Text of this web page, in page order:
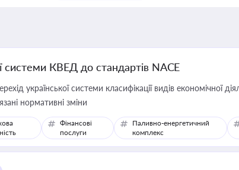
системи КВЕД до стандартів NACE
української системи класифікації видів економічної
нормативні зміни
Фінансові
послуги
Паливно-енергетичний
комплекс